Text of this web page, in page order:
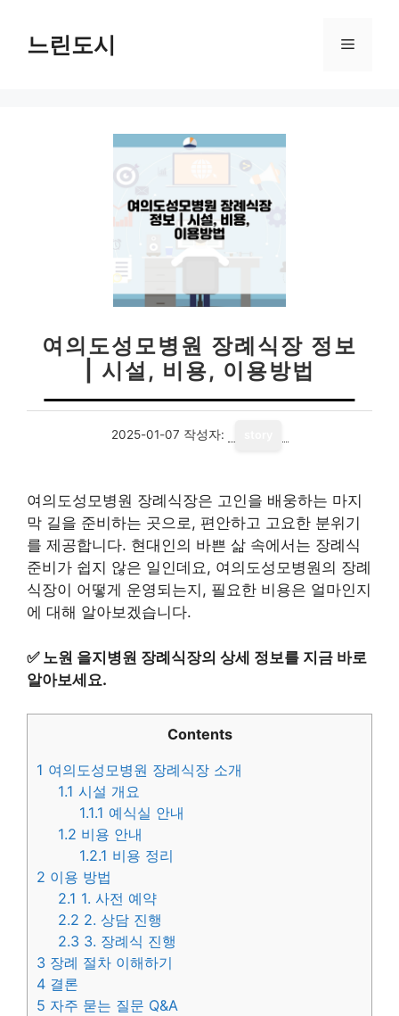
느린도시 메
여의도성모병원 장례식장 정보
| 시설, 비용, 이용방법
2025-01-07 작성자:
여의도성모병원 장례식장은 고인을 배웅하는 마지
막 길을 준비하는 곳으로, 편안하고 고요한 분위기
를 제공합니다. 현대인의 바쁜 삶 속에서는 장례식
준비가 쉽지 않은 일인데요, 여의도성모병원의 장례
식장이 어떻게 운영되는지, 필요한 비용은 얼마인지
에 대해 알아보겠습니다.
✅ 노원 을지병원 장례식장의 상세 정보를 지금 바로
알아보세요.
Contents
1 여의도성모병원 장례식장 소개
1.1 시설 개요
1.1.1 예식실 안내
1.2 비용 안내
1.2.1 비용 정리
2 이용 방법
2.1 1. 사전 예약
2.2 2. 상담 진행
2.3 3. 장례식 진행
3 장례 절차 이해하기
4 결론
5 자주 묻는 질문 Q&A